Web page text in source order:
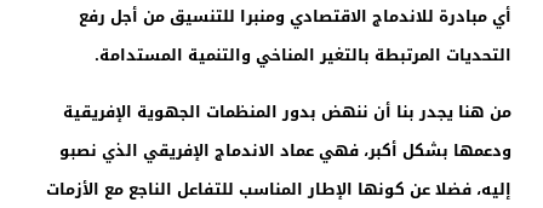
أي مبادرة للاندماج الاقتصادي ومنبرا للتنسيق من أجل رفع
التحديات المرتبطة بالتغير المناخي والتنمية المستدامة.
من هنا يجدر بنا أن ننهض بدور المنظمات الجهوية الإفريقية
ودعمها بشكل أكبر، فهي عماد الاندماج الإفريقي الذي نصبو
إليه، فضلا عن كونها الإطار المناسب للتفاعل الناجع مع الأزمات